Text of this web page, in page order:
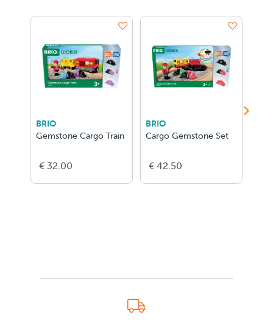
BRIO
Gemstone Cargo Train
€ 32.00
BRIO
Cargo Gemstone Set
€ 42.50